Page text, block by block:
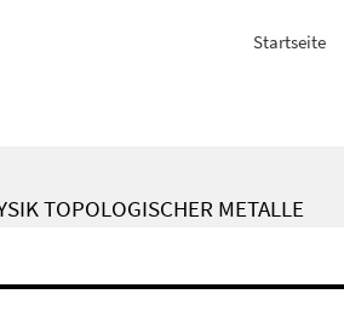
Startseite
TOPOLOGISCHER METALLE